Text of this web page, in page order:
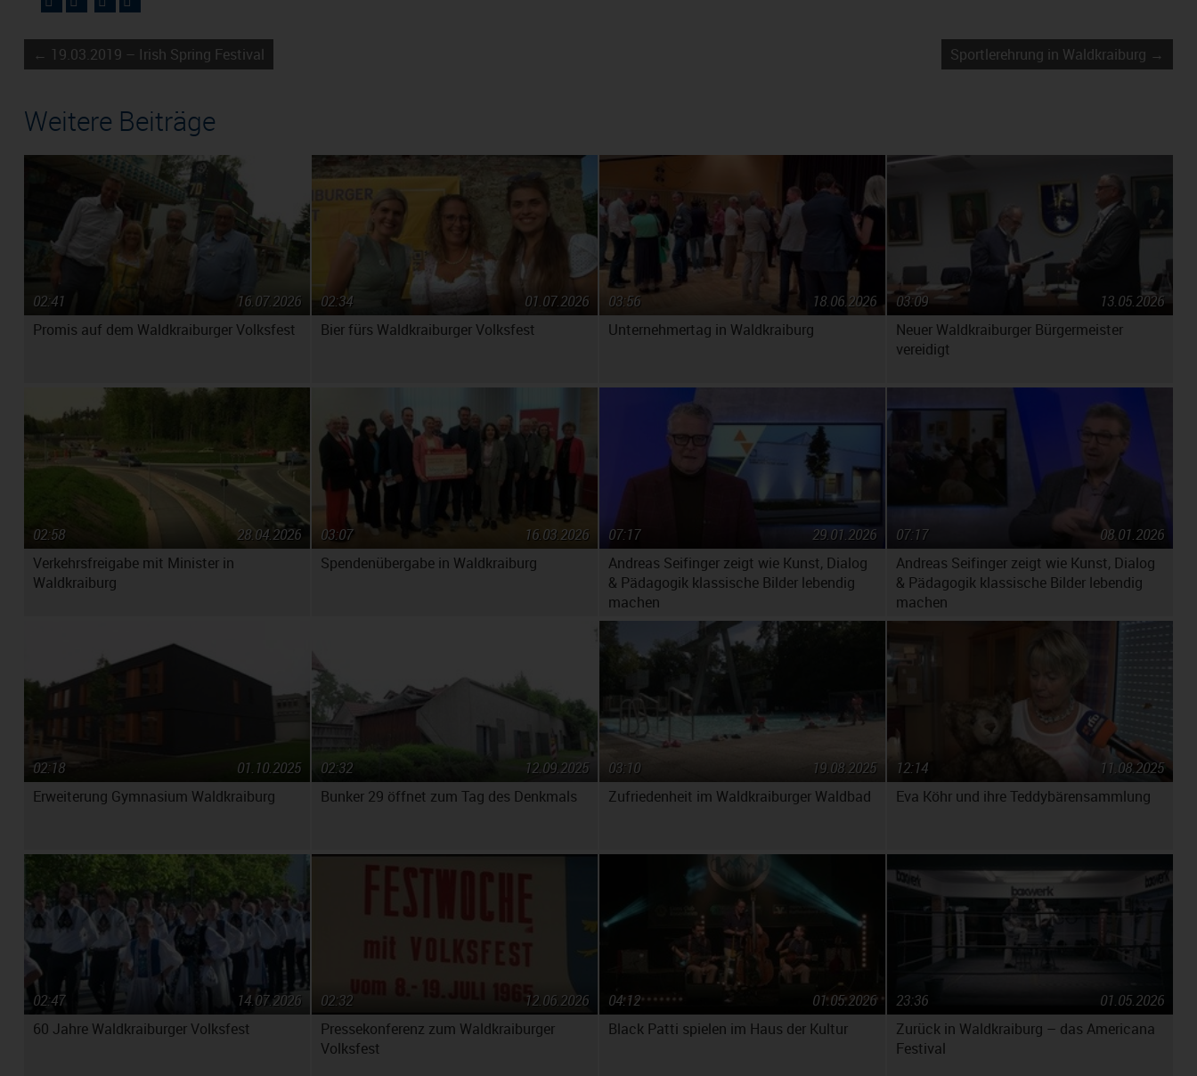
← 19.03.2019 – Irish Spring Festival Sportlerehrung in Waldkraiburg →
Weitere Beiträge
Promis auf dem Waldkraiburger Volksfest
16.07.2026
02:41
Bier fürs Waldkraiburger Volksfest
01.07.2026
02:34
Unternehmertag in Waldkraiburg
18.06.2026
03:56
Neuer Waldkraiburger Bürgermeister
vereidigt
13.05.2026
03:09
Verkehrsfreigabe mit Minister in
Waldkraiburg
28.04.2026
02:58
Spendenübergabe in Waldkraiburg
16.03.2026
03:07
Andreas Seifinger zeigt wie Kunst, Dialog
& Pädagogik klassische Bilder lebendig
machen
29.01.2026
07:17
Andreas Seifinger zeigt wie Kunst, Dialog
& Pädagogik klassische Bilder lebendig
machen
08.01.2026
07:17
Erweiterung Gymnasium Waldkraiburg
01.10.2025
02:18
Bunker 29 öffnet zum Tag des Denkmals
12.09.2025
02:32
Zufriedenheit im Waldkraiburger Waldbad
19.08.2025
03:10
Eva Köhr und ihre Teddybärensammlung
11.08.2025
12:14
60 Jahre Waldkraiburger Volksfest
14.07.2026
02:47
Pressekonferenz zum Waldkraiburger
Volksfest
12.06.2026
02:32
Black Patti spielen im Haus der Kultur
01.05.2026
04:12
Zurück in Waldkraiburg – das Americana
Festival
01.05.2026
23:36